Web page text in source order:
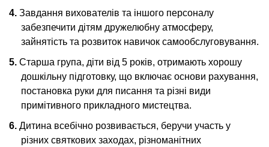
Завдання вихователів та іншого персоналу
забезпечити дітям дружелюбну атмосферу,
зайнятість та розвиток навичок самообслуговування.
Старша група, діти від 5 років, отримають хорошу
дошкільну підготовку, що включає основи рахування,
постановка руки для писання та різні види
примітивного прикладного мистецтва.
Дитина всебічно розвивається, беручи участь у
різних святкових заходах, різноманітних